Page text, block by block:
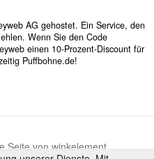
AG gehostet. Ein Service, den
Wenn Sie den Code
einen 10-Prozent-Discount für
Puffbohne.de!
Seite von winkelement